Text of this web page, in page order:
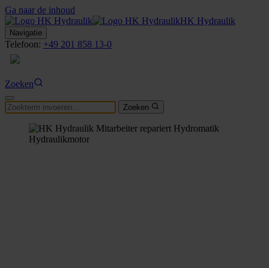
Ga naar de inhoud
HK Hydraulik
Navigatie
Telefoon: +49 201 858 13-0
Zoeken
Zoeken